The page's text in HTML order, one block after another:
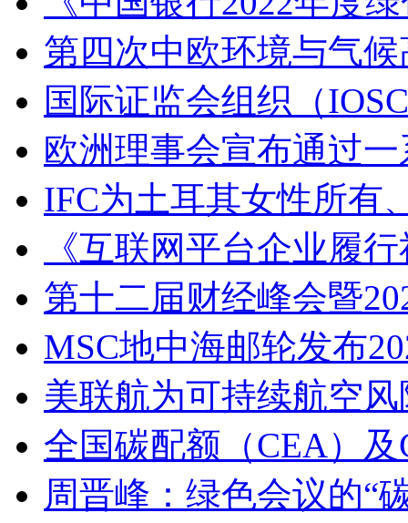
第四次中欧环境与气
国际证监会组织（
欧洲理事会宣布通过
IFC为土耳其女性所有
《互联网平台企业履
第十二届财经峰会暨
MSC地中海邮轮发布
美联航为可持续航空
全国碳配额（CEA）
周晋峰：绿色会议的“